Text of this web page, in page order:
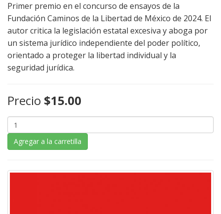
Primer premio en el concurso de ensayos de la
Fundación Caminos de la Libertad de México de 2024. El
autor critica la legislación estatal excesiva y aboga por
un sistema jurídico independiente del poder político,
orientado a proteger la libertad individual y la
seguridad jurídica.
Precio $15.00
Agregar a la carretilla